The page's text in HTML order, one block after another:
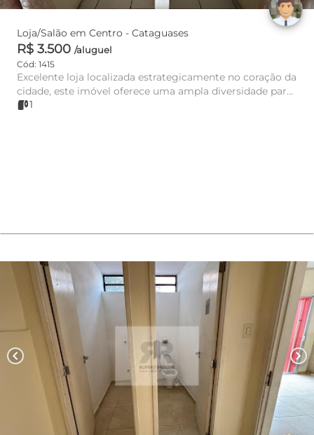
Loja/Salão em Centro - Cataguases
R$ 3.500 /aluguel
Cód: 1415
Excelente loja localizada estrategicamente no coração da
cidade, este imóvel oferece uma ampla diversidade para
diversos...
1
chevron_left chevron_right